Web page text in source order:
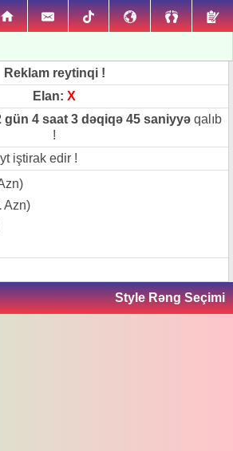
Reklam reytinqi !
Elan: X
gün 4 saat 3 dəqiqə 45 saniyyə qalıb
!
iştirak edir !
Azn)
Style Rəng Seçimi